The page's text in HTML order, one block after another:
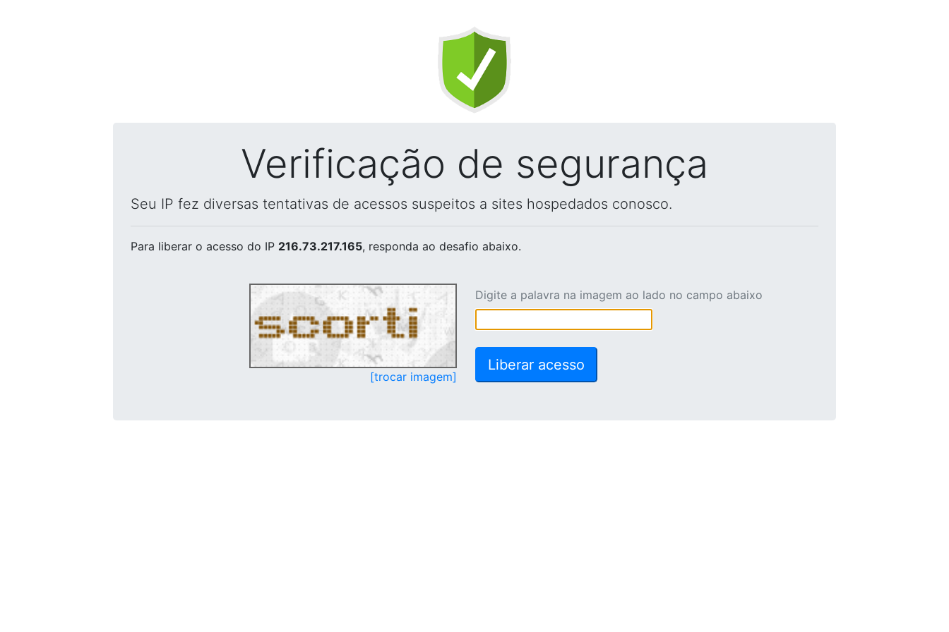
Verificação de segurança
Seu IP fez diversas tentativas de acessos suspeitos a sites hospedados conosco.
Para liberar o acesso do IP 216.73.217.165, responda ao desafio abaixo.
[trocar imagem]
Digite a palavra na imagem ao lado no campo abaixo